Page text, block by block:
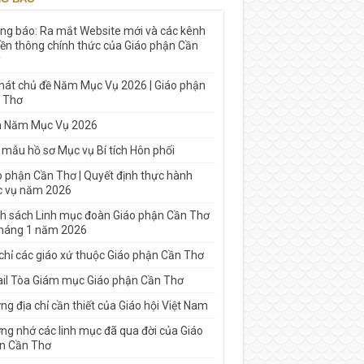
báo: Ra mắt Website mới và các kênh
thông chính thức của Giáo phận Cần
chủ đề Năm Mục Vụ 2026 | Giáo phận
Thơ
Năm Mục Vụ 2026
hồ sơ Mục vụ Bí tích Hôn phối
phận Cần Thơ | Quyết định thực hành
vụ năm 2026
sách Linh mục đoàn Giáo phận Cần Thơ
1 năm 2026
các giáo xứ thuộc Giáo phận Cần Thơ
Tòa Giám mục Giáo phận Cần Thơ
địa chỉ cần thiết của Giáo hội Việt Nam
nhớ các linh mục đã qua đời của Giáo
Cần Thơ